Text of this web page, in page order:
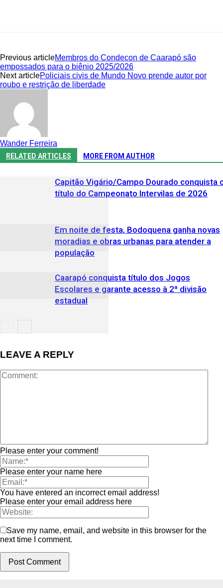
Previous articleMembros do Condecon de Caarapó são
empossados para o biênio 2025/2026
Next articlePoliciais civis de Mundo Novo prende autor por
roubo e restrição de liberdade
Wander Ferreira
RELATED ARTICLES MORE FROM AUTHOR
Capitão Vigário/Campo Dourado conquista
título do Campeonato Intervilas de 2026
Em noite de festa, Bodoquena ganha novas
moradias e obras urbanas para atender a
população
Caarapó conquista título dos Jogos
Escolares e garante acesso à 2ª divisão
estadual
LEAVE A REPLY
Please enter your comment!
Please enter your name here
You have entered an incorrect email address!
Please enter your email address here
Save my name, email, and website in this browser for the
next time I comment.